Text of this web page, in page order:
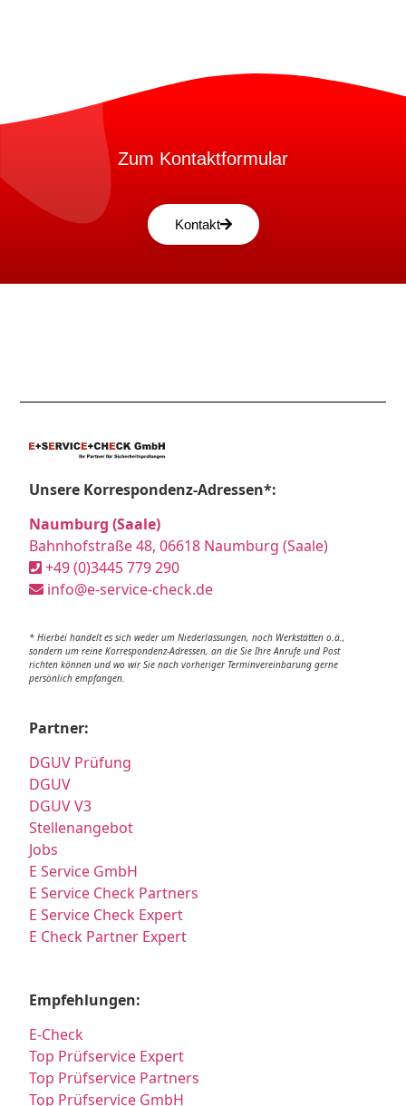
Zum Kontaktformular
Kontakt
Unsere Korrespondenz-Adressen*:
Naumburg (Saale)
Bahnhofstraße 48, 06618 Naumburg (Saale)
+49 (0)3445 779 290
info@e-service-check.de
* Hierbei handelt es sich weder um Niederlassungen, noch Werkstätten o.ä.,
sondern um reine Korrespondenz-Adressen, an die Sie Ihre Anrufe und Post
richten können und wo wir Sie nach vorheriger Terminvereinbarung gerne
persönlich empfangen.
Partner:
DGUV Prüfung
DGUV
DGUV V3
Stellenangebot
Jobs
E Service GmbH
E Service Check Partners
E Service Check Expert
E Check Partner Expert
Empfehlungen:
E-Check
Top Prüfservice Expert
Top Prüfservice Partners
Top Prüfservice GmbH